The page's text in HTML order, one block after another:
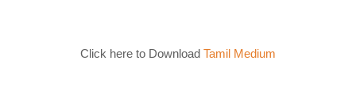
Click here to Download Tamil Medium